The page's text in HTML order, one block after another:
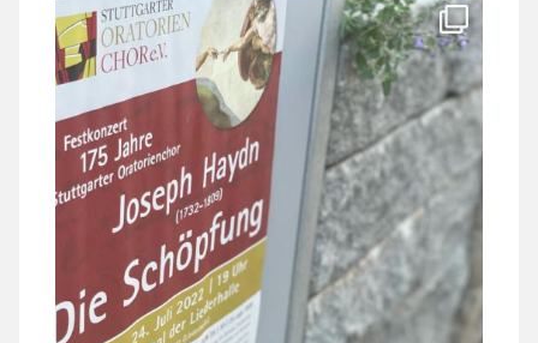
stuttgarter_oratorienchor
Juli 23